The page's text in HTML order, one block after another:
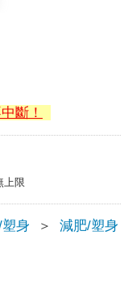
斷！
上限
身 ＞ 減肥/塑身